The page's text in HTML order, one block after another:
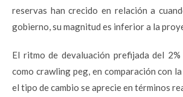
reservas han crecido en relación a
gobierno, su magnitud es inferior a la
El ritmo de devaluación prefijada del 2%
como crawling peg, en comparación con
el tipo de cambio se aprecie en términos